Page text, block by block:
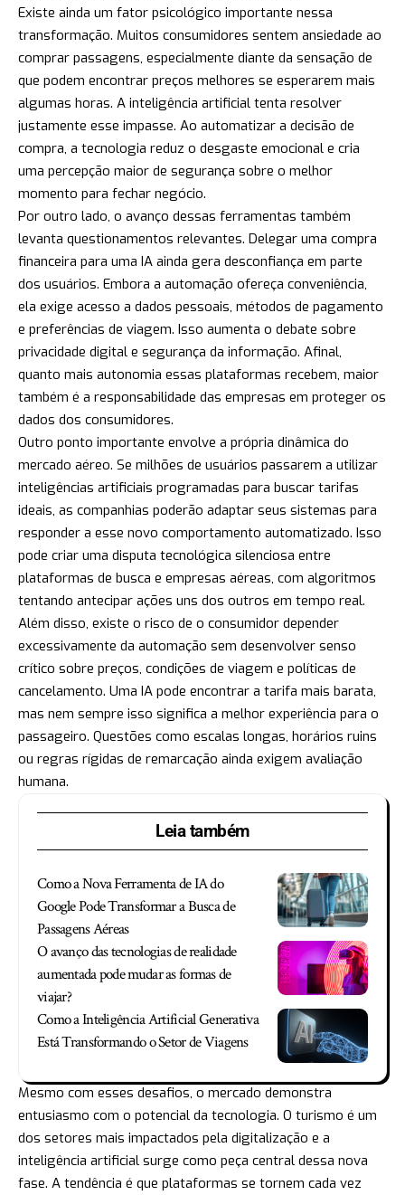
Existe ainda um fator psicológico importante nessa
transformação. Muitos consumidores sentem ansiedade ao
comprar passagens, especialmente diante da sensação de
que podem encontrar preços melhores se esperarem mais
algumas horas. A inteligência artificial tenta resolver
justamente esse impasse. Ao automatizar a decisão de
compra, a tecnologia reduz o desgaste emocional e cria
uma percepção maior de segurança sobre o melhor
momento para fechar negócio.
Por outro lado, o avanço dessas ferramentas também
levanta questionamentos relevantes. Delegar uma compra
financeira para uma IA ainda gera desconfiança em parte
dos usuários. Embora a automação ofereça conveniência,
ela exige acesso a dados pessoais, métodos de pagamento
e preferências de viagem. Isso aumenta o debate sobre
privacidade digital e segurança da informação. Afinal,
quanto mais autonomia essas plataformas recebem, maior
também é a responsabilidade das empresas em proteger os
dados dos consumidores.
Outro ponto importante envolve a própria dinâmica do
mercado aéreo. Se milhões de usuários passarem a utilizar
inteligências artificiais programadas para buscar tarifas
ideais, as companhias poderão adaptar seus sistemas para
responder a esse novo comportamento automatizado. Isso
pode criar uma disputa tecnológica silenciosa entre
plataformas de busca e empresas aéreas, com algoritmos
tentando antecipar ações uns dos outros em tempo real.
Além disso, existe o risco de o consumidor depender
excessivamente da automação sem desenvolver senso
crítico sobre preços, condições de viagem e políticas de
cancelamento. Uma IA pode encontrar a tarifa mais barata,
mas nem sempre isso significa a melhor experiência para o
passageiro. Questões como escalas longas, horários ruins
ou regras rígidas de remarcação ainda exigem avaliação
humana.
Leia também
Como a Nova Ferramenta de IA do
Google Pode Transformar a Busca de
Passagens Aéreas
O avanço das tecnologias de realidade
aumentada pode mudar as formas de
viajar?
Como a Inteligência Artificial Generativa
Está Transformando o Setor de Viagens
Mesmo com esses desafios, o mercado demonstra
entusiasmo com o potencial da tecnologia. O turismo é um
dos setores mais impactados pela digitalização e a
inteligência artificial surge como peça central dessa nova
fase. A tendência é que plataformas se tornem cada vez